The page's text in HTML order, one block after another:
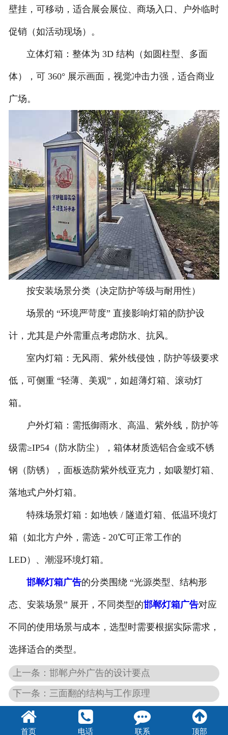
壁挂，可移动，适合展会展位、商场入口、户外临时
促销（如活动现场）。
立体灯箱：整体为 3D 结构（如圆柱型、多面
体），可 360° 展示画面，视觉冲击力强，适合商业
广场。
按安装场景分类（决定防护等级与耐用性）
场景的 “环境严苛度” 直接影响灯箱的防护设
计，尤其是户外需重点考虑防水、抗风。
室内灯箱：无风雨、紫外线侵蚀，防护等级要求
低，可侧重 “轻薄、美观”，如超薄灯箱、滚动灯
箱。
户外灯箱：需抵御雨水、高温、紫外线，防护等
级需≥IP54（防水防尘），箱体材质选铝合金或不锈
钢（防锈），面板选防紫外线亚克力，如吸塑灯箱、
落地式户外灯箱。
特殊场景灯箱：如地铁 / 隧道灯箱、低温环境灯
箱（如北方户外，需选 - 20℃可正常工作的
LED）、潮湿环境灯箱。
邯郸灯箱广告的分类围绕 “光源类型、结构形
态、安装场景” 展开，不同类型的邯郸灯箱广告对应
不同的使用场景与成本，选型时需要根据实际需求，
选择适合的类型。
上一条：邯郸户外广告的设计要点
下一条：三面翻的结构与工作原理
首页 电话 联系 顶部